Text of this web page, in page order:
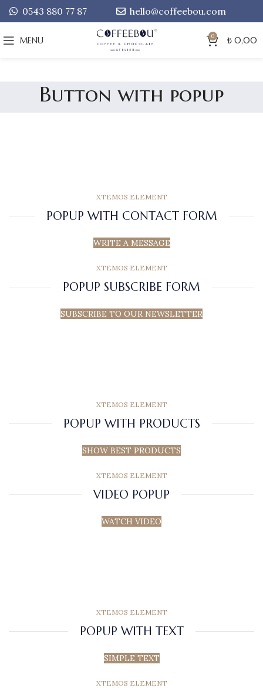
0543 880 77 87 hello@coffeebou.com
MENU 0 ₺ 0,00
Button with popup
XTEMOS ELEMENT
POPUP WITH CONTACT FORM
WRITE A MESSAGE
XTEMOS ELEMENT
POPUP SUBSCRIBE FORM
SUBSCRIBE TO OUR NEWSLETTER
XTEMOS ELEMENT
POPUP WITH PRODUCTS
SHOW BEST PRODUCTS
XTEMOS ELEMENT
VIDEO POPUP
WATCH VIDEO
XTEMOS ELEMENT
POPUP WITH TEXT
SIMPLE TEXT
XTEMOS ELEMENT